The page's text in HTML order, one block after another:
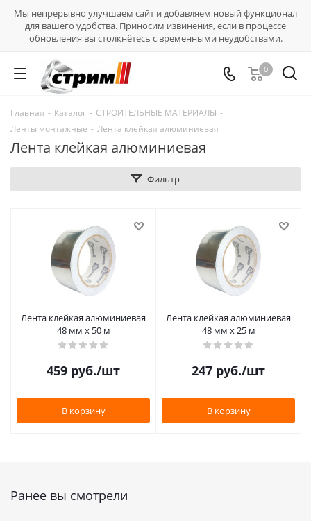
Мы непрерывно улучшаем сайт и добавляем новый функционал
для вашего удобства. Приносим извинения, если в процессе
обновления вы столкнётесь с временными неудобствами.
0
Главная - Каталог - СТРОИТЕЛЬНЫЕ МАТЕРИАЛЫ -
Ленты монтажные - Лента клейкая алюминиевая
Лента клейкая алюминиевая
Фильтр
Лента клейкая алюминиевая
48 мм х 50 м
459 руб./шт
В корзину
Лента клейкая алюминиевая
48 мм х 25 м
247 руб./шт
В корзину
Ранее вы смотрели